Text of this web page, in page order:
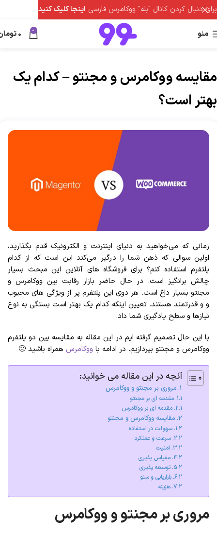
منو 0
0
مقایسه ووکامرس و مجنتو – کدام یک
بهتر است؟
زمانی که می‌خواهید به دنیای اینترنت و الکترونیک قدم بگذارید،
اولین سوالی که ذهن شما را درگیر می‌کند این است که از کدام
پلتفرم استفاده کنم؟ برای فروشگاه های آنلاین این مبحث بسیار
چالش برانگیز است. در حال حاضر بازار رقابت بین ووکامرس و
مجنتو بسیار داغ است. هر دوی این پلتفرم پر از ویژگی های محبوب
و و قدرتمند هستند. تعیین اینکه کدام یک بهتر است بستگی به نوع
نیازها و سطح یادگیری شما داد.
با این حال تصمیم گرفته ایم در این مقاله به مقایسه بین دو پلتفرم
ووکامرس و مجنتو بپردازیم. در ادامه با ووکامرس همراه باشید 🙂
آنچه در این مقاله می خوانید:
مروری بر مجنتو و ووکامرس
مقدمه ای بر مجنتو
مقدمه ای بر ووکامرس
مقایسه ووکامرس و مجنتو
سهولت در استفاده
سرعت و عملکرد
امنیت
مقیاس پذیری
توسعه پذیری
بازاریابی و سئو
هزینه
مروری بر مجنتو و ووکامرس
برای دنبال کردن کانال "بله" ووکامرس فارسی اینجا کلیک کنید